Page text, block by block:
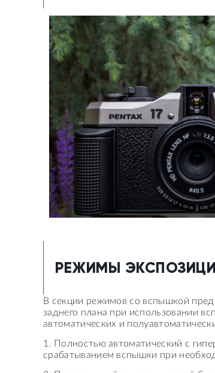
РЕЖИМЫ
В секции режимов со вспышкой
заднего плана при использовании
автоматических и
1. Полностью автоматический с
срабатыванием вспышки при